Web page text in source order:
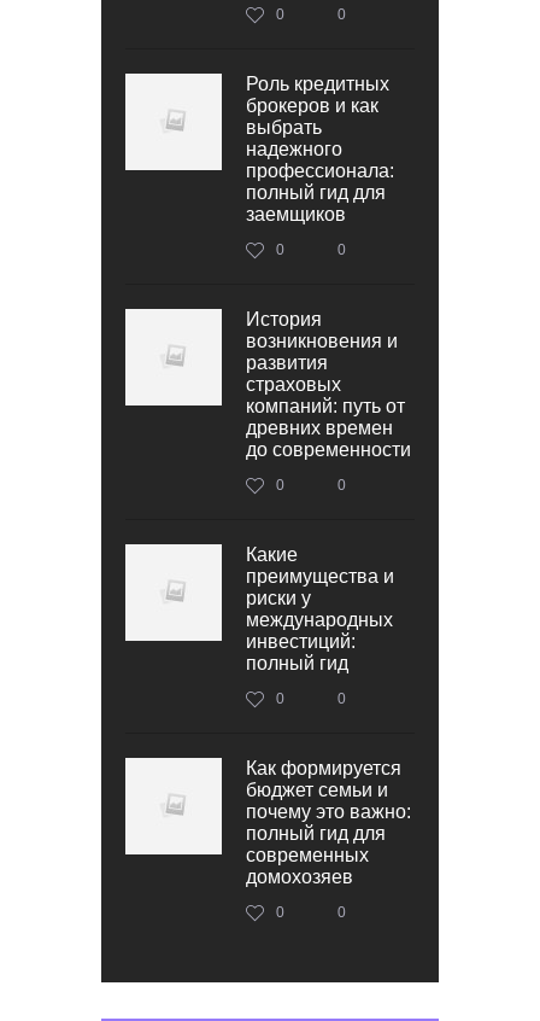
0 0
Роль кредитных
брокеров и как
выбрать
надежного
профессионала:
полный гид для
заемщиков
0 0
История
возникновения и
развития
страховых
компаний: путь от
древних времен
до современности
0 0
Какие
преимущества и
риски у
международных
инвестиций:
полный гид
0 0
Как формируется
бюджет семьи и
почему это важно:
полный гид для
современных
домохозяев
0 0